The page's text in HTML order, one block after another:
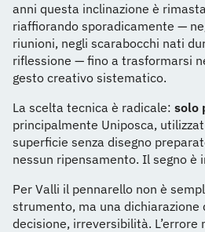
anni questa inclinazione è
riaffiorando sporadicamente —
riunioni, negli scarabocchi nati
riflessione — fino a trasformarsi
gesto creativo sistematico.
La scelta tecnica è radicale: solo
principalmente Uniposca,
superficie senza disegno
nessun ripensamento. Il segno è
Per Valli il pennarello non è
strumento, ma una
decisione, irreversibilità. L’errore